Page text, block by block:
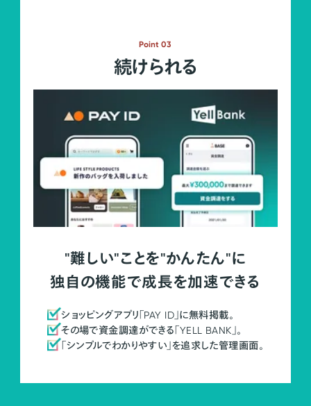
Point 03
続けられる
"難しい"ことを"かんたん"に
独自の機能で成長を加速できる
ショッピングアプリ「PAY ID」に無料掲載。
その場で資金調達ができる「YELL BANK」。
「シンプルでわかりやすい」を追求した管理画面。